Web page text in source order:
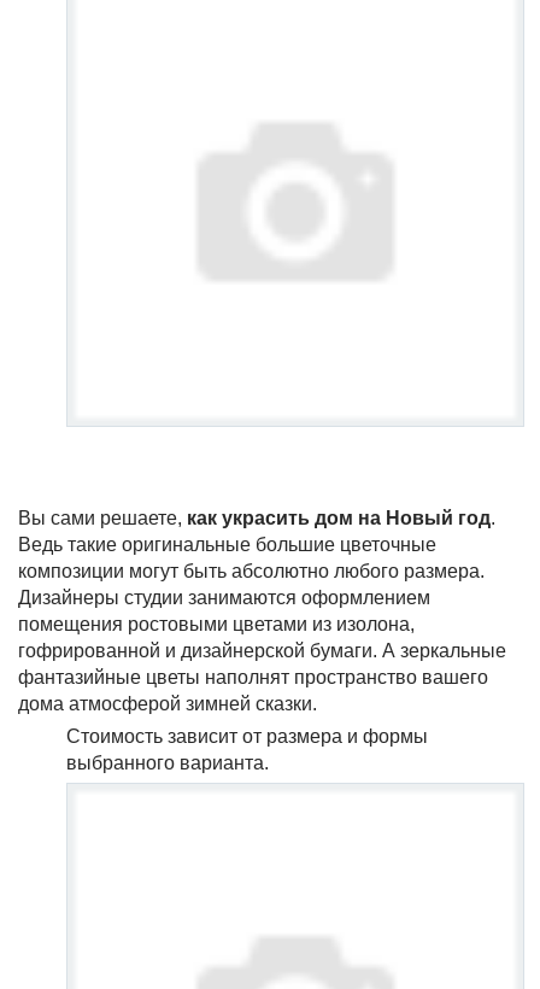
Вы сами решаете, как украсить дом на Новый год.
Ведь такие оригинальные большие цветочные
композиции могут быть абсолютно любого размера.
Дизайнеры студии занимаются оформлением
помещения ростовыми цветами из изолона,
гофрированной и дизайнерской бумаги. А зеркальные
фантазийные цветы наполнят пространство вашего
дома атмосферой зимней сказки.
Стоимость зависит от размера и формы
выбранного варианта.